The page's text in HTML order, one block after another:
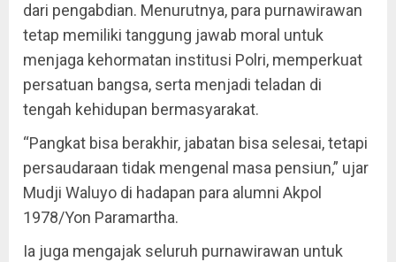
dari pengabdian. Menurutnya, para purnawirawan
tetap memiliki tanggung jawab moral untuk
menjaga kehormatan institusi Polri, memperkuat
persatuan bangsa, serta menjadi teladan di
tengah kehidupan bermasyarakat.
“Pangkat bisa berakhir, jabatan bisa selesai, tetapi
persaudaraan tidak mengenal masa pensiun,” ujar
Mudji Waluyo di hadapan para alumni Akpol
1978/Yon Paramartha.
Ia juga mengajak seluruh purnawirawan untuk